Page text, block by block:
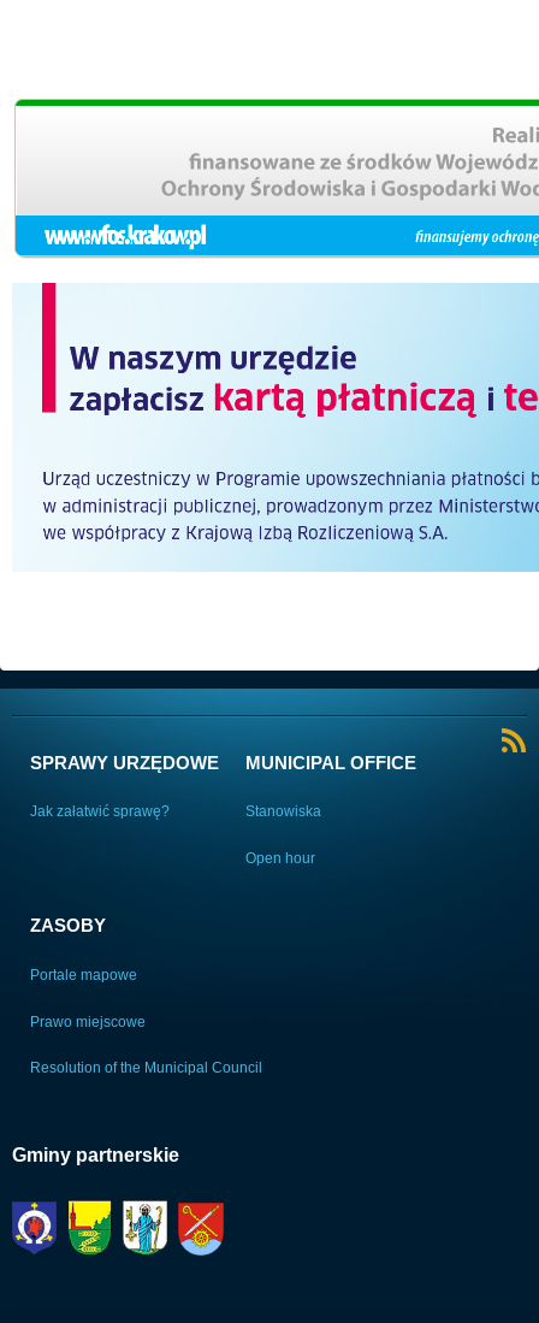
SPRAWY URZĘDOWE
Jak załatwić sprawę?
MUNICIPAL OFFICE
Stanowiska
Open hour
ZASOBY
Portale mapowe
Prawo miejscowe
Resolution of the Municipal Council
Gminy partnerskie